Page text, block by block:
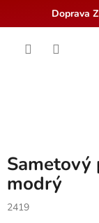
Doprava
modrý
2419